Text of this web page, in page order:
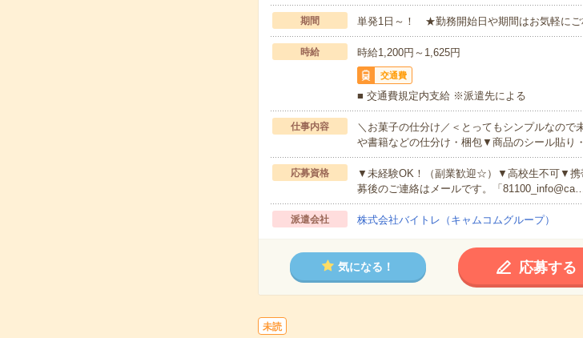
期間 単発1日～！ ★勤務開始日や期間はお気軽に
時給 時給1,200円～1,625円
交通費
■ 交通費規定内支給 ※派遣先による
仕事内容
＼お菓子の仕分け／＜とってもシンプルなの
や書籍などの仕分け・梱包▼商品のシール貼り
応募資格
▼未経験OK！（副業歓迎☆）▼高校生不可▼携
募後のご連絡はメールです。「
派遣会社 株式会社バイトレ（キャムコムグループ）
気になる！ 応募する
未読